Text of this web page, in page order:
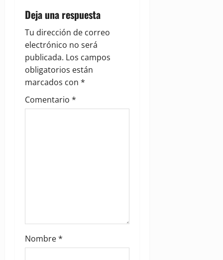
a
v
i
g
a
t
Deja una respuesta
Tu dirección de correo
electrónico no será
publicada. Los campos
obligatorios están
marcados con *
Comentario *
Nombre*